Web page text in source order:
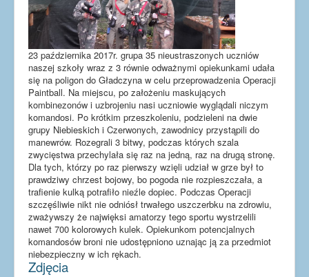
23 października 2017r. grupa 35 nieustraszonych uczniów
naszej szkoły wraz z 3 równie odważnymi opiekunkami udała
się na poligon do Gładczyna w celu przeprowadzenia Operacji
Paintball. Na miejscu, po założeniu maskujących
kombinezonów i uzbrojeniu nasi uczniowie wyglądali niczym
komandosi. Po krótkim przeszkoleniu, podzieleni na dwie
grupy Niebieskich i Czerwonych, zawodnicy przystąpili do
manewrów. Rozegrali 3 bitwy, podczas których szala
zwycięstwa przechylała się raz na jedną, raz na drugą stronę.
Dla tych, którzy po raz pierwszy wzięli udział w grze był to
prawdziwy chrzest bojowy, bo pogoda nie rozpieszczała, a
trafienie kulką potrafiło nieźle dopiec. Podczas Operacji
szczęśliwie nikt nie odniósł trwałego uszczerbku na zdrowiu,
zważywszy że najwięksi amatorzy tego sportu wystrzelili
nawet 700 kolorowych kulek. Opiekunkom potencjalnych
komandosów broni nie udostępniono uznając ją za przedmiot
niebezpieczny w ich rękach.
Zdjęcia